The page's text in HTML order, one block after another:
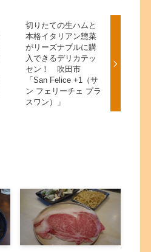
切りたての生ハムと
本格イタリアン惣菜
がリーズナブルに購
入できるデリカテッ
セン！ 吹田市
「San Felice +1（サ
ン フェリーチェ プラ
スワン）」